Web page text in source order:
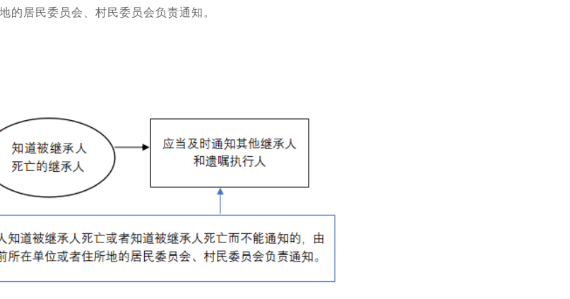
的居民委员会、村民委员会负责通知。